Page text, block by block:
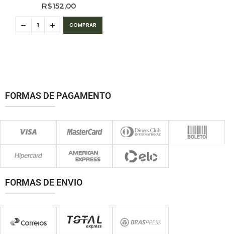
R$152,00
COMPRAR
FORMAS DE PAGAMENTO
FORMAS DE ENVIO